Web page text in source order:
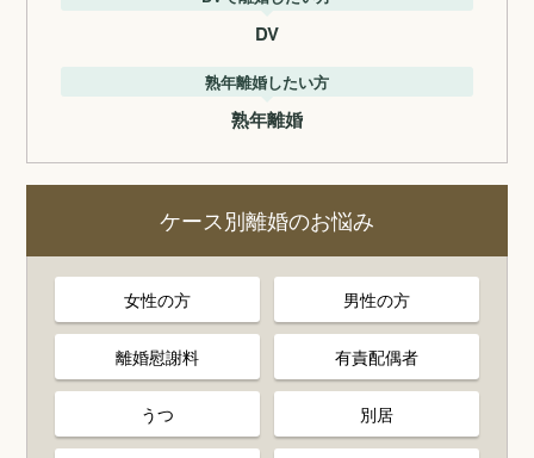
DV
熟年離婚したい方
熟年離婚
ケース別離婚のお悩み
女性の方 男性の方
離婚慰謝料 有責配偶者
うつ 別居